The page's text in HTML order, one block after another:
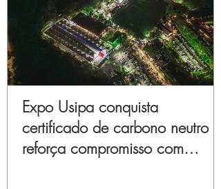
Expo Usipa conquista
certificado de carbono neutro e
reforça compromisso com